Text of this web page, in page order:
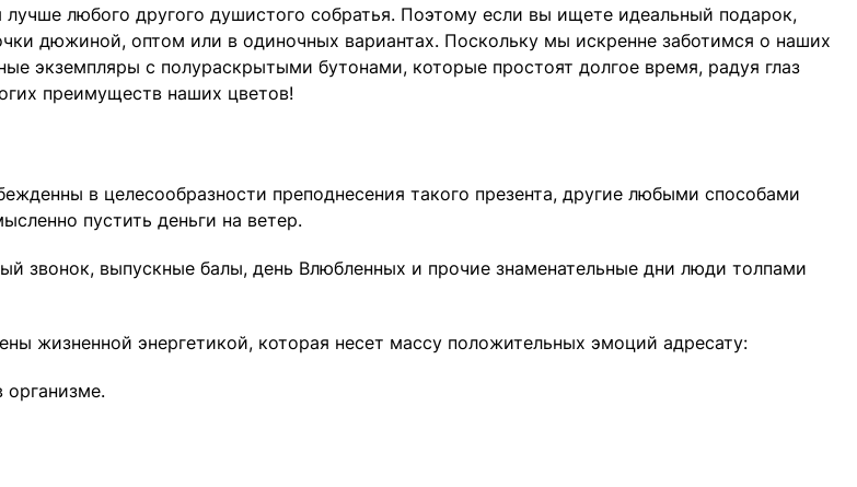
любого другого душистого собратья. Поэтому если вы ищете идеальный подарок,
дюжиной, оптом или в одиночных вариантах. Поскольку мы искренне заботимся о наших
экземпляры с полураскрытыми бутонами, которые простоят долгое время, радуя глаз
преимуществ наших цветов!
в целесообразности преподнесения такого презента, другие любыми способами
пустить деньги на ветер.
звонок, выпускные балы, день Влюбленных и прочие знаменательные дни люди толпами
жизненной энергетикой, которая несет массу положительных эмоций адресату: